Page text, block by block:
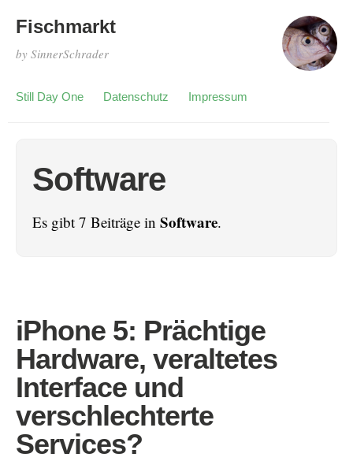
Fischmarkt
by SinnerSchrader
Still Day One Datenschutz Impressum
Software
Es gibt 7 Beiträge in Software.
iPhone 5: Prächtige
Hardware, veraltetes
Interface und
verschlechterte
Services?